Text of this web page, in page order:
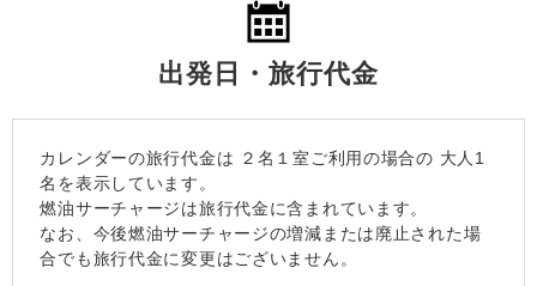
出発日・旅行代金
カレンダーの旅行代金は ２名１室 ご利用の場合の 大人1
名を表示しています。
燃油サーチャージは旅行代金に含まれています。
なお、今後燃油サーチャージの増減または廃止された場
合でも旅行代金に変更はございません。